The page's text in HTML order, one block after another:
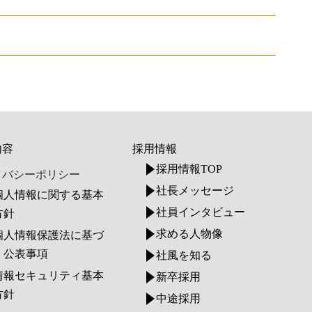
シーポリシー
人情報に関する基本
針
人情報保護法に基づ
公表事項
報セキュリティ基本
針
採用情報
採用情報TOP
社長メッセージ
社員インタビュー
求める人物像
社風を知る
新卒採用
中途採用